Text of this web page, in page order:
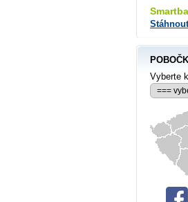
Stáhnout
Vyberte